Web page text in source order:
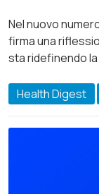
Nel nuovo
firma una
sta ridefinendo
Health Digest